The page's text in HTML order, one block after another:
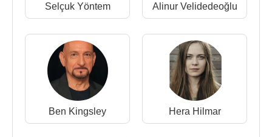
Selçuk Yöntem Alinur Velidedeoğlu
Ben Kingsley Hera Hilmar